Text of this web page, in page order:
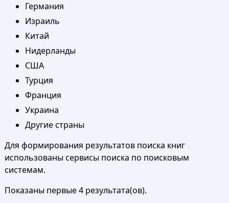
Германия
Израиль
Китай
Нидерланды
США
Турция
Франция
Украина
Другие страны
Для формирования результатов поиска книг
использованы сервисы поиска по поисковым
системам.
Показаны первые 4 результата(ов).